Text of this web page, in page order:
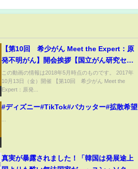
【第10回 希少がん Meet the Expert：原
発不明がん】開会挨拶【国立がん研究セン
ター希少がんセンター】
この動画の情報は2018年5月時点のものです。 2017年
10月13日（金）開催 【第10回 希少がん Meet the
Expert：原発...
#ディズニー#TikTok#バカッター#拡散希望
真実が暴露されました！「韓国は発展途上